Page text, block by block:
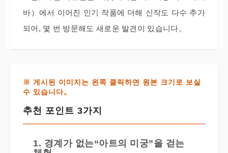
바）에서 이어진 인기 작품에 더해 신작도 다수 추가
되어, 몇 번 방문해도 새로운 발견이 있습니다。
※ 게시된 이미지는 왼쪽 클릭하면 원본 크기로 보실
수 있습니다。
추천 포인트 3가지
1. 경계가 없는“아트의 미궁”을 걷는